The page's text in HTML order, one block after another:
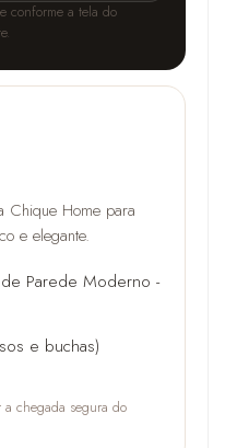
conforme a tela do
Chique Home para
e elegante.
Parede Moderno -
e buchas)
a chegada segura do